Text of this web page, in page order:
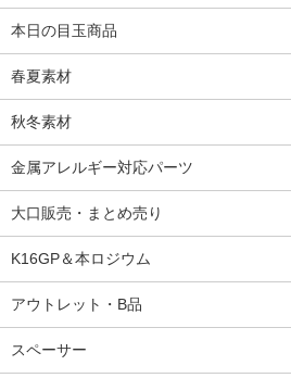
本日の目玉商品
春夏素材
秋冬素材
金属アレルギー対応パーツ
大口販売・まとめ売り
K16GP＆本ロジウム
アウトレット・B品
スペーサー